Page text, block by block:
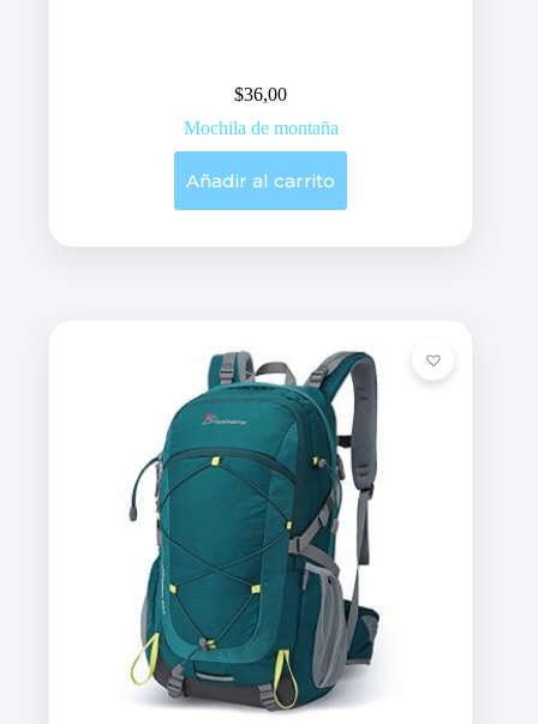
$36,00
Mochila de montaña
Añadir al carrito